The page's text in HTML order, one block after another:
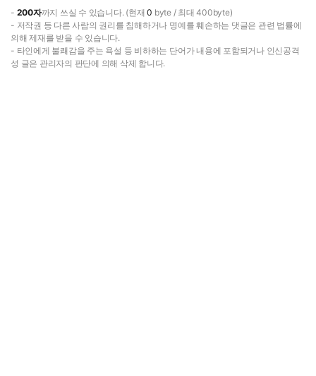
- 200자까지 쓰실 수 있습니다. (현재0 byte / 최대 400byte)
- 저작권 등 다른 사람의 권리를 침해하거나 명예를 훼손하는 댓글은 관련 법률에
의해 제재를 받을 수 있습니다.
- 타인에게 불쾌감을 주는 욕설 등 비하하는 단어가 내용에 포함되거나 인신공격
성 글은 관리자의 판단에 의해 삭제 합니다.